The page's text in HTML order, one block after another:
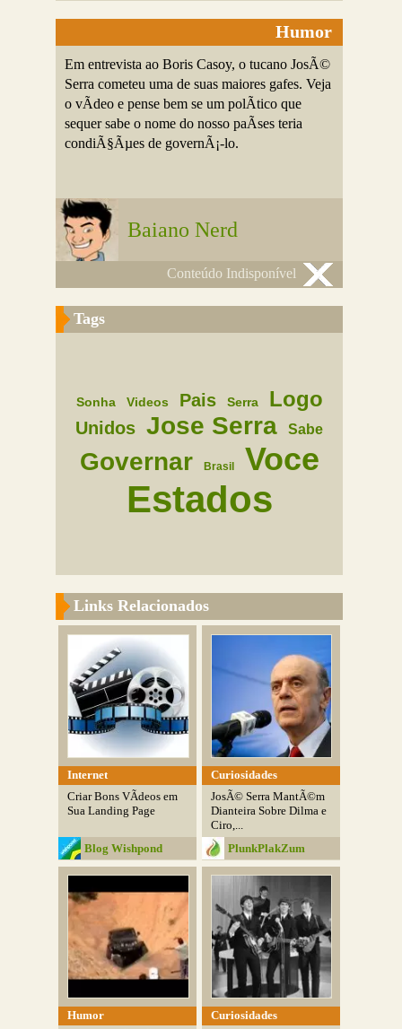
Humor
Em entrevista ao Boris Casoy, o tucano JosÃ©
Serra cometeu uma de suas maiores gafes. Veja
o vÃ­deo e pense bem se um polÃ­tico que
sequer sabe o nome do nosso paÃ­ses teria
condiÃ§Ãµes de governÃ¡-lo.
Baiano Nerd
Conteúdo Indisponível
Tags
Sonha Videos Pais Serra Logo
Unidos Jose Serra Sabe
Governar Brasil Voce
Estados
Links Relacionados
Internet
Criar Bons VÃ­deos em
Sua Landing Page
Blog Wishpond
Curiosidades
JosÃ© Serra MantÃ©m
Dianteira Sobre Dilma e
Ciro,...
PlunkPlakZum
Humor
Curiosidades